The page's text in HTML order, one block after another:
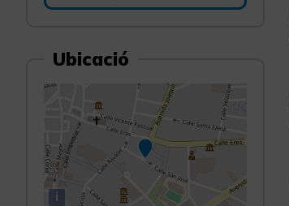
Ubicació
i